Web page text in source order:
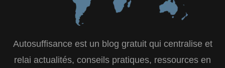
Autosuffisance est un blog gratuit qui centralise et
relai actualités, conseils pratiques, ressources en